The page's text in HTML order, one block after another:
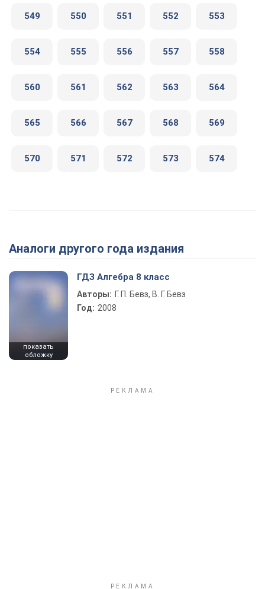
549 550 551 552 553
554 555 556 557 558
560 561 562 563 564
565 566 567 568 569
570 571 572 573 574
Аналоги другого года издания
показать
обложку
ГДЗ Алгебра 8 класс
Авторы: Г. П. Бевз, В. Г. Бевз
Год: 2008